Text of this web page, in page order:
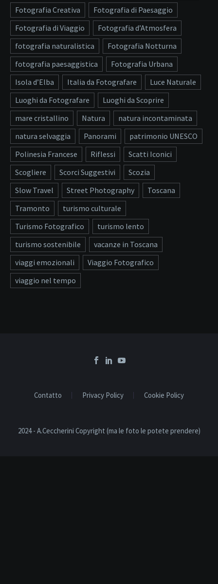
Fotografia Creativa
Fotografia di Paesaggio
Fotografia di Viaggio
Fotografia d’Atmosfera
fotografia naturalistica
Fotografia Notturna
fotografia paesaggistica
Fotografia Urbana
Isola d’Elba
Italia da Fotografare
Luce Naturale
Luoghi da Fotografare
Luoghi da Scoprire
mare cristallino
Natura
natura incontaminata
natura selvaggia
Panorami
patrimonio UNESCO
Polinesia Francese
Riflessi
Scatti Iconici
Scogliere
Scorci Suggestivi
Scozia
Slow Travel
Street Photography
Toscana
Tramonto
turismo culturale
Turismo Fotografico
turismo lento
turismo sostenibile
vacanze in Toscana
viaggi emozionali
Viaggio Fotografico
viaggio nel tempo
Contatto Privacy Policy Cookie Policy
2024 - A.Ceccherini Copyright (ma le foto le potete prendere)